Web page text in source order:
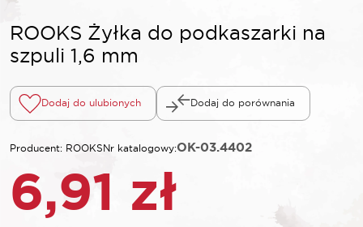
ROOKS Żyłka do podkaszarki na
szpuli 1,6 mm
Dodaj do ulubionych Dodaj do porównania
Producent: ROOKSNr katalogowy:OK-03.4402
6,91 zł